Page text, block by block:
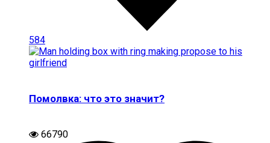
584
Помолвка: что это значит?
66790